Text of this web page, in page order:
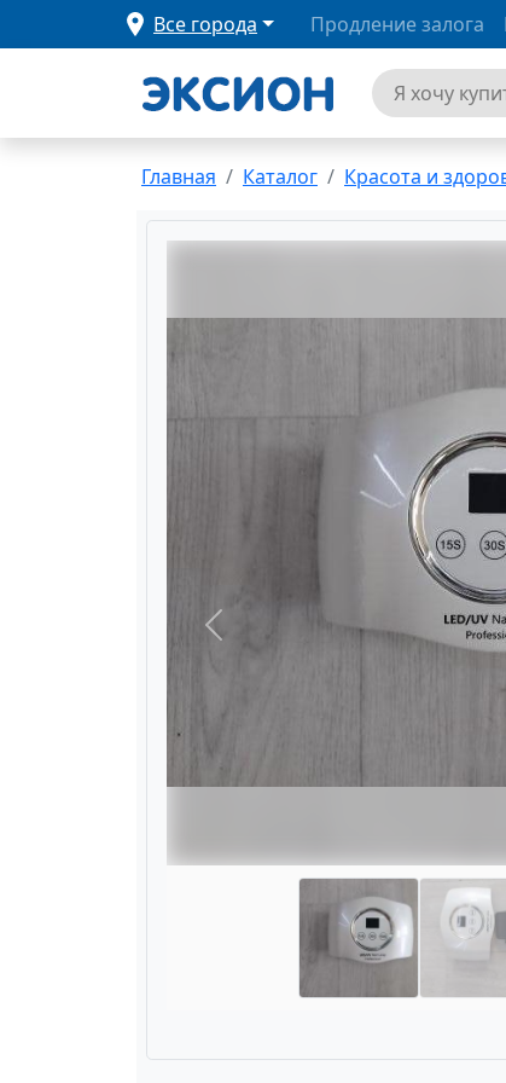
Все города Продление залога
Главная Каталог Красота и
Назад